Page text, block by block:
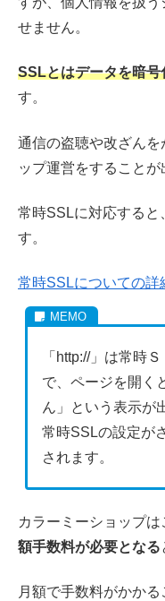
せません。
SSLとはデータを暗
す。
通信の盗聴や改ざん
ップ運営をすることが
常時SSLに対応すると
す。
常時SSLについての詳
「http://」は常時
で、ページを開く
ん」という表示が
常時SSLの設定が
されます。
カラーミーショップは
額手数料が必要となる
月額で手数料がかか